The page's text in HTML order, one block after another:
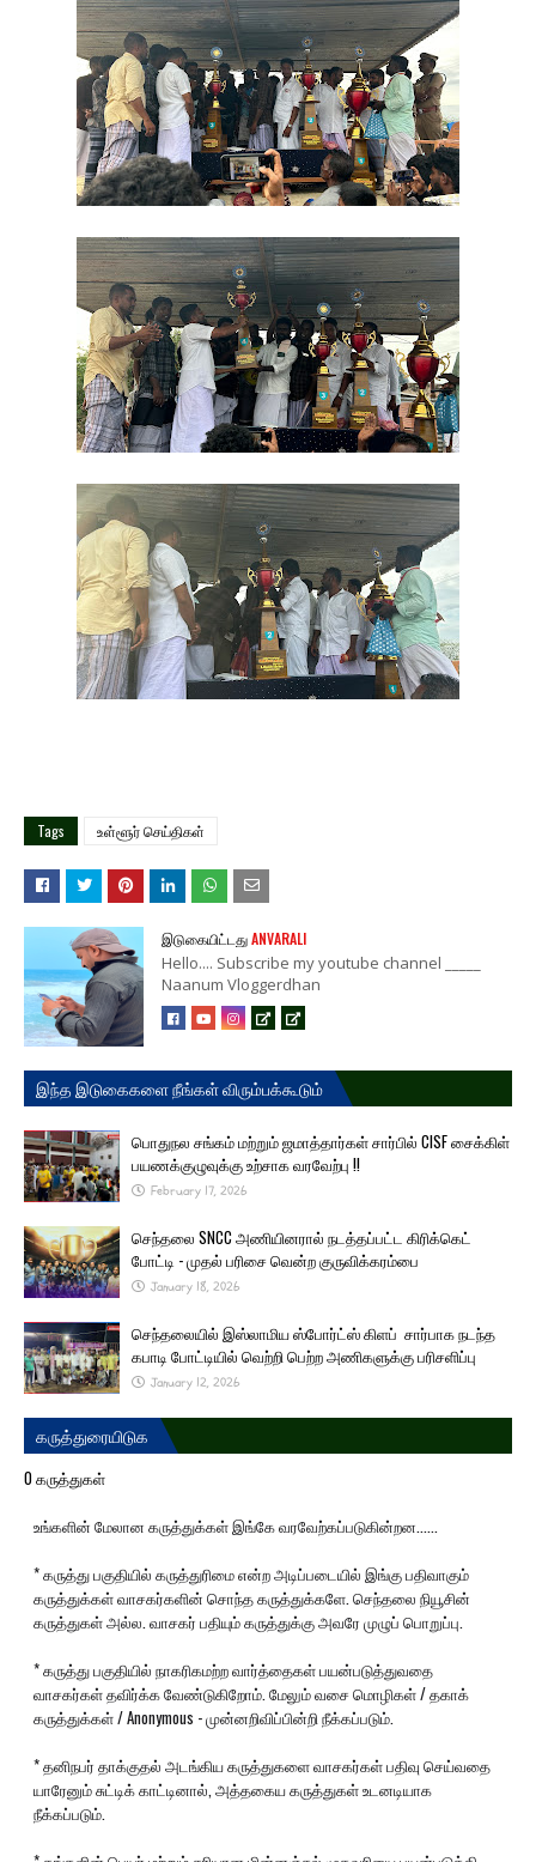
Tags உள்ளூர் செய்திகள்
இடுகையிட்டதுANVARALI
Hello.... Subscribe my youtube channel _____
Naanum Vloggerdhan
இந்த இடுகைகளை நீங்கள் விரும்பக்கூடும்
பொதுநல சங்கம் மற்றும் ஜமாத்தார்கள் சார்பில் CISF சைக்கிள்
பயணக்குழுவுக்கு உற்சாக வரவேற்பு !!
February 17, 2026
செந்தலை SNCC அணியினரால் நடத்தப்பட்ட கிரிக்கெட்
போட்டி - முதல் பரிசை வென்ற குருவிக்கரம்பை
January 18, 2026
செந்தலையில் இஸ்லாமிய ஸ்போர்ட்ஸ் கிளப் சார்பாக நடந்த
கபாடி போட்டியில் வெற்றி பெற்ற அணிகளுக்கு பரிசளிப்பு
January 12, 2026
கருத்துரையிடுக
0 கருத்துகள்
உங்களின் மேலான கருத்துக்கள் இங்கே வரவேற்கப்படுகின்றன......
* கருத்து பகுதியில் கருத்துரிமை என்ற அடிப்படையில் இங்கு பதிவாகும்
கருத்துக்கள் வாசகர்களின் சொந்த கருத்துக்களே. செந்தலை நியூசின்
கருத்துகள் அல்ல. வாசகர் பதியும் கருத்துக்கு அவரே முழுப் பொறுப்பு.
* கருத்து பகுதியில் நாகரிகமற்ற வார்த்தைகள் பயன்படுத்துவதை
வாசகர்கள் தவிர்க்க வேண்டுகிறோம். மேலும் வசை மொழிகள் / தகாக்
கருத்துக்கள் / Anonymous - முன்னறிவிப்பின்றி நீக்கப்படும்.
* தனிநபர் தாக்குதல் அடங்கிய கருத்துகளை வாசகர்கள் பதிவு செய்வதை
யாரேனும் சுட்டிக் காட்டினால், அத்தகைய கருத்துகள் உடனடியாக
நீக்கப்படும்.